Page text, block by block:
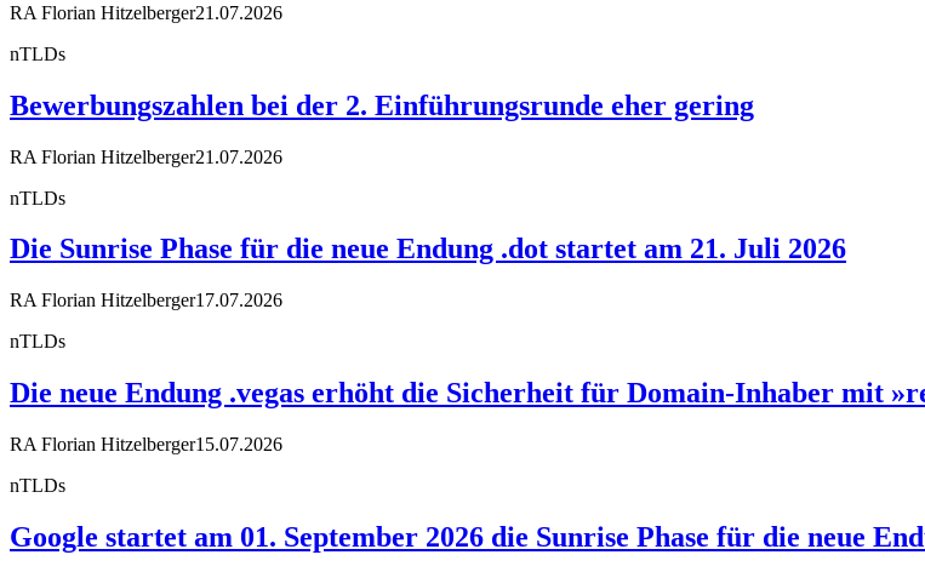
RA Florian Hitzelberger21.07.2026
nTLDs
Bewerbungszahlen bei der 2. Einführungsrunde eher gering
RA Florian Hitzelberger21.07.2026
nTLDs
Die Sunrise Phase für die neue Endung .dot startet am 21. Juli 2026
RA Florian Hitzelberger17.07.2026
nTLDs
Die neue Endung .vegas erhöht die Sicherheit für Domain-Inhaber mit
RA Florian Hitzelberger15.07.2026
nTLDs
Google startet am 01. September 2026 die Sunrise Phase für die neue